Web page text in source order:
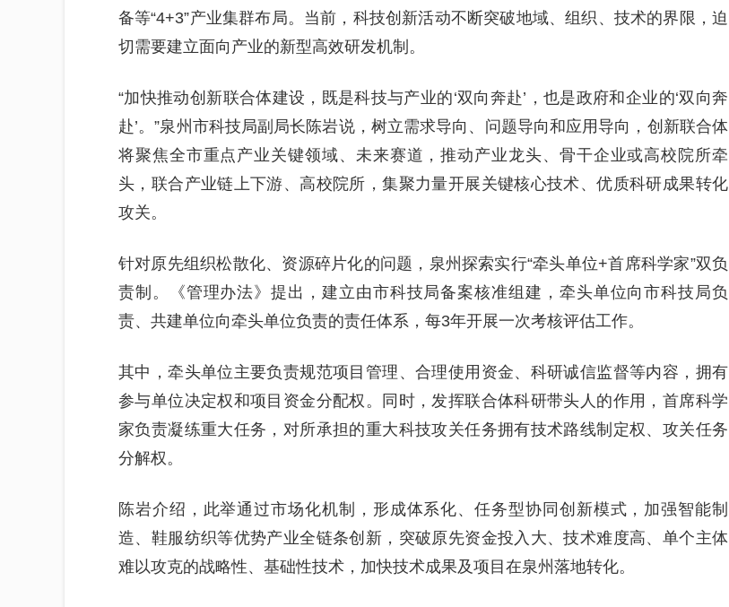
备等“4+3”产业集群布局。当前，科技创新活动不断突破地域、组织、技术的界限，迫
切需要建立面向产业的新型高效研发机制。
“加快推动创新联合体建设，既是科技与产业的‘双向奔赴’，也是政府和企业的‘双向奔
赴’。”泉州市科技局副局长陈岩说，树立需求导向、问题导向和应用导向，创新联合体
将聚焦全市重点产业关键领域、未来赛道，推动产业龙头、骨干企业或高校院所牵
头，联合产业链上下游、高校院所，集聚力量开展关键核心技术、优质科研成果转化
攻关。
针对原先组织松散化、资源碎片化的问题，泉州探索实行“牵头单位+首席科学家”双负
责制。《管理办法》提出，建立由市科技局备案核准组建，牵头单位向市科技局负
责、共建单位向牵头单位负责的责任体系，每3年开展一次考核评估工作。
其中，牵头单位主要负责规范项目管理、合理使用资金、科研诚信监督等内容，拥有
参与单位决定权和项目资金分配权。同时，发挥联合体科研带头人的作用，首席科学
家负责凝练重大任务，对所承担的重大科技攻关任务拥有技术路线制定权、攻关任务
分解权。
陈岩介绍，此举通过市场化机制，形成体系化、任务型协同创新模式，加强智能制
造、鞋服纺织等优势产业全链条创新，突破原先资金投入大、技术难度高、单个主体
难以攻克的战略性、基础性技术，加快技术成果及项目在泉州落地转化。